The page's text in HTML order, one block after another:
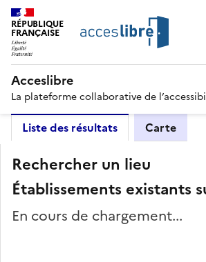
RÉPUBLIQUE
FRANÇAISE
Acceslibre
La plateforme collaborative de
Liste des résultats Carte
Rechercher un lieu
Établissements existants
En cours de chargement...